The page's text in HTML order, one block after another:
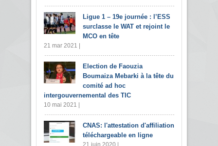
Ligue 1 – 19e journée : l’ESS
surclasse le WAT et rejoint le
MCO en tête
21 mar 2021 |
Election de Faouzia
Boumaiza Mebarki à la tête du
comité ad hoc
intergouvernemental des TIC
10 mai 2021 |
CNAS: l'attestation d'affiliation
téléchargeable en ligne
21 juin 2020 |